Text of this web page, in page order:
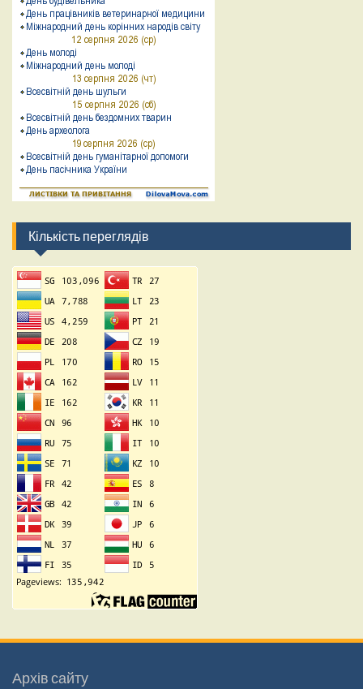
Кількість переглядів
Архів сайту